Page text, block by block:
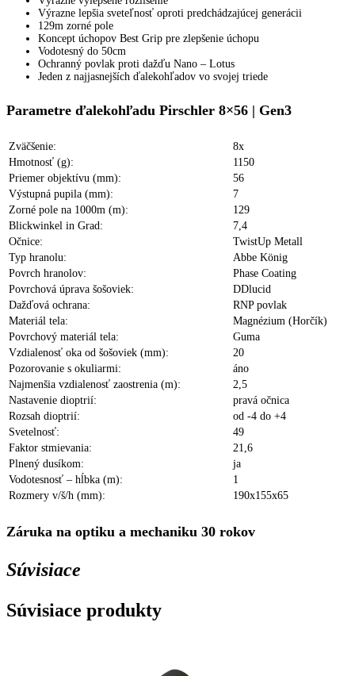
Výrazne lepšia sveteľnosť oproti predchádzajúcej generácii
129m zorné pole
Koncept úchopov Best Grip pre zlepšenie úchopu
Vodotesný do 50cm
Ochranný povlak proti dažďu Nano – Lotus
Jeden z najjasnejších ďalekohľadov vo svojej triede
Parametre ďalekohľadu Pirschler 8×56 | Gen3
Zväčšenie:
8x
Hmotnosť (g):
1150
Priemer objektívu (mm):
56
Výstupná pupila (mm):
7
Zorné pole na 1000m (m):
129
Blickwinkel in Grad:
7,4
Očnice:
TwistUp Metall
Typ hranolu:
Abbe König
Povrch hranolov:
Phase Coating
Povrchová úprava šošoviek:
DDlucid
Dažďová ochrana:
RNP povlak
Materiál tela:
Magnézium (Horčík)
Povrchový materiál tela:
Guma
Vzdialenosť oka od šošoviek (mm):
20
Pozorovanie s okuliarmi:
áno
Najmenšia vzdialenosť zaostrenia (m):
2,5
Nastavenie dioptrií:
pravá očnica
Rozsah dioptrií:
od -4 do +4
Svetelnosť:
49
Faktor stmievania:
21,6
Plnený dusíkom:
ja
Vodotesnosť – hĺbka (m):
1
Rozmery v/š/h (mm):
190x155x65
Záruka na optiku a mechaniku 30 rokov
Súvisiace
Súvisiace produkty